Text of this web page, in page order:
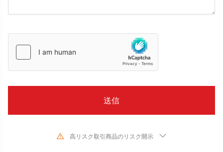
高リスク取引商品のリスク開示